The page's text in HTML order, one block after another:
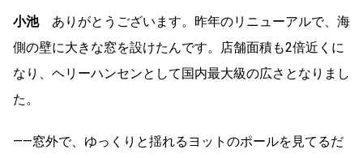
小池ありがとうございます。昨年のリニューアルで、海
側の壁に大きな窓を設けたんです。店舗面積も2倍近くに
なり、ヘリーハンセンとして国内最大級の広さとなりまし
た。
――窓外で、ゆっくりと揺れるヨットのポールを見てるだ